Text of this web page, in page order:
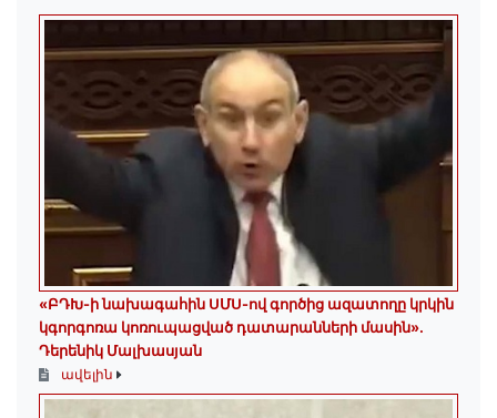
«ԲԴԽ-ի նախագահին ՍՄՍ-ով գործից ազատողը կրկին
կգորգոռա կոռուպացված դատարանների մասին».
Դերենիկ Մալխասյան
ավելին